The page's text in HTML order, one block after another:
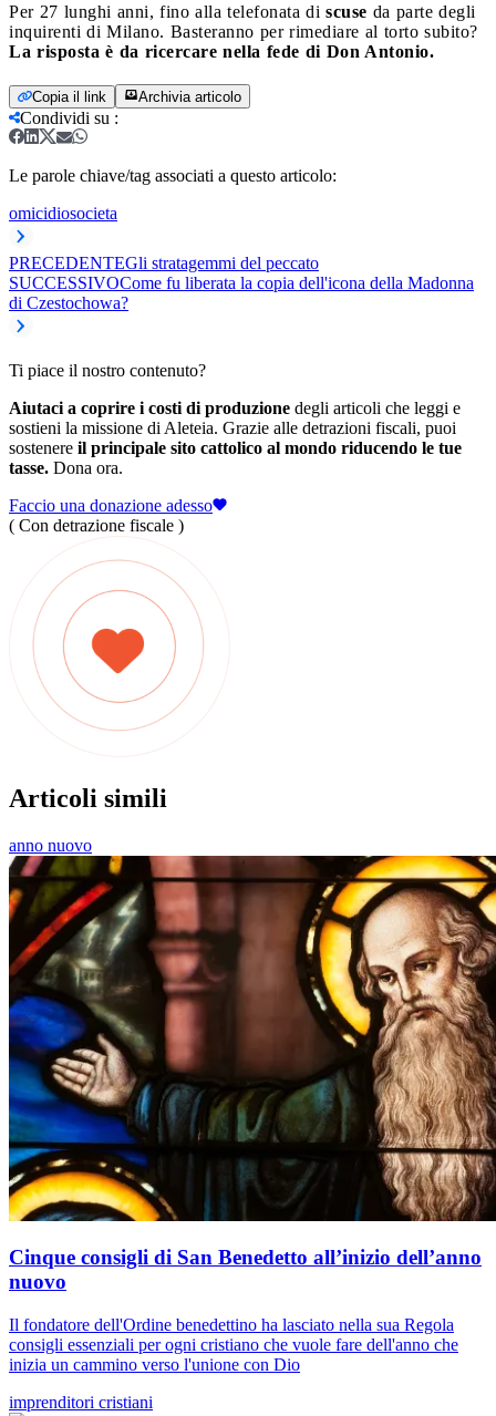
Per 27 lunghi anni, fino alla telefonata di scuse da parte degli
inquirenti di Milano. Basteranno per rimediare al torto subito?
La risposta è da ricercare nella fede di Don Antonio.
Copia il link Archivia articolo
Condividi su :
Le parole chiave/tag associati a questo articolo:
omicidiosocieta
PRECEDENTEGli stratagemmi del peccato
SUCCESSIVOCome fu liberata la copia dell'icona della Madonna
di Czestochowa?
Ti piace il nostro contenuto?
Aiutaci a coprire i costi di produzione degli articoli che leggi e
sostieni la missione di Aleteia. Grazie alle detrazioni fiscali, puoi
sostenere il principale sito cattolico al mondo riducendo le tue
tasse. Dona ora.
Faccio una donazione adesso
( Con detrazione fiscale )
Articoli simili
anno nuovo
Cinque consigli di San Benedetto all’inizio dell’anno
nuovo
Il fondatore dell'Ordine benedettino ha lasciato nella sua Regola
consigli essenziali per ogni cristiano che vuole fare dell'anno che
inizia un cammino verso l'unione con Dio
imprenditori cristiani